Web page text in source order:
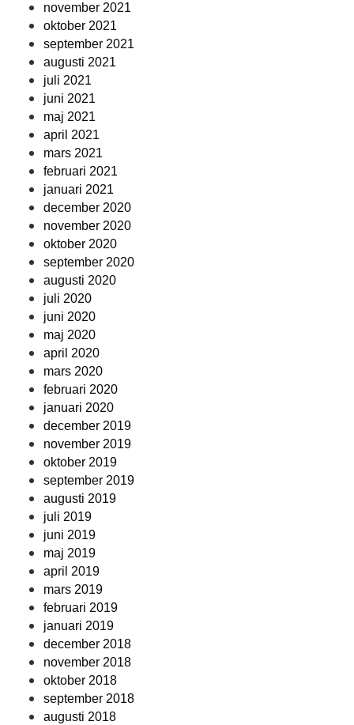
november 2021
oktober 2021
september 2021
augusti 2021
juli 2021
juni 2021
maj 2021
april 2021
mars 2021
februari 2021
januari 2021
december 2020
november 2020
oktober 2020
september 2020
augusti 2020
juli 2020
juni 2020
maj 2020
april 2020
mars 2020
februari 2020
januari 2020
december 2019
november 2019
oktober 2019
september 2019
augusti 2019
juli 2019
juni 2019
maj 2019
april 2019
mars 2019
februari 2019
januari 2019
december 2018
november 2018
oktober 2018
september 2018
augusti 2018